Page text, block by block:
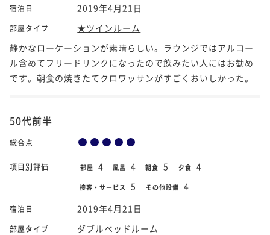
宿泊日 2019年4月21日
部屋タイプ
★ツインルーム
静かなローケーションが素晴らしい。ラウンジではアルコー
ル含めてフリードリンクになったので飲みたい人にはお勧め
です。朝食の焼きたてクロワッサンがすごくおいしかった。
50代前半
総合点
項目別評価 部屋 4 風呂 4 朝食 5 夕食 4
接客・サービス 5 その他設備 4
宿泊日 2019年4月21日
部屋タイプ
ダブルベッドルーム